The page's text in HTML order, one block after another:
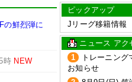
の鮮烈弾に
時 NEW
ピックアップ
Jリーグ移籍情報
ニュース アク
1
トレーニン
お知らせ